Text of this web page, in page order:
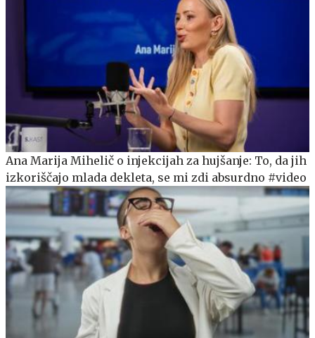
Ana Marija Mihelič o injekcijah za hujšanje: To, da jih
izkoriščajo mlada dekleta, se mi zdi absurdno #video